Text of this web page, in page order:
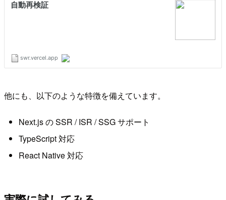
他にも、以下のような特徴を備えています。
Next.js の SSR / ISR / SSG サポート
TypeScript 対応
React Native 対応